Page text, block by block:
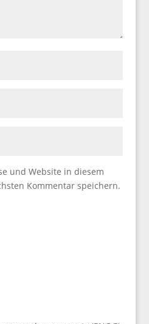
und Website in diesem
Kommentar speichern.